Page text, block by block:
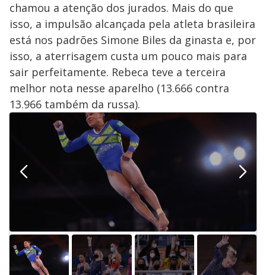
chamou a atenção dos jurados. Mais do que
isso, a impulsão alcançada pela atleta brasileira
está nos padrões Simone Biles da ginasta e, por
isso, a aterrisagem custa um pouco mais para
sair perfeitamente. Rebeca teve a terceira
melhor nota nesse aparelho (13.666 contra
13.966 também da russa).